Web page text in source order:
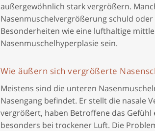
außergewöhnlich stark vergrößern.
Nasenmuschelvergrößerung schuld
Besonderheiten wie eine lufthaltige
Nasenmuschelhyperplasie sein.
Wie äußern sich vergrößerte
Meistens sind die unteren
Nasengang befindet. Er stellt die nasale
vergrößert, haben Betroffene das
besonders bei trockener Luft. Die